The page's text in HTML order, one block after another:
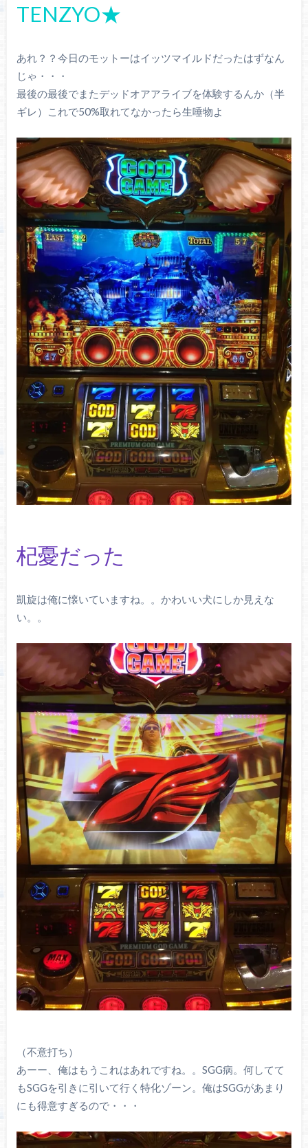
TENZYO★
あれ？？今日のモットーはイッツマイルドだったはずなん
じゃ・・・
最後の最後でまたデッドオアアライブを体験するんか（半
ギレ）これで50%取れてなかったら生唾物よ
杞憂だった
凱旋は俺に懐いていますね。。かわいい犬にしか見えな
い。。
（不意打ち）
あーー、俺はもうこれはあれですね。。SGG病。何してて
もSGGを引きに引いて行く特化ゾーン。俺はSGGがあまり
にも得意すぎるので・・・